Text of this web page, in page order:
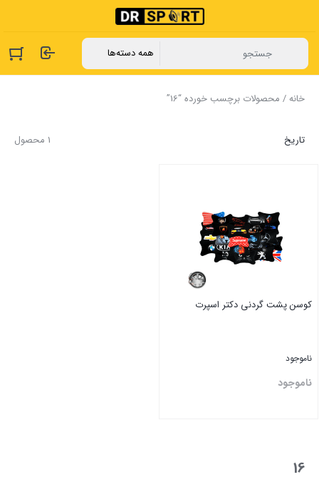
خانه/ محصولات برچسب خورده “16”
1 محصول تاریخ
کوسن پشت گردنی دکتر اسپرت
ناموجود
ناموجود
16